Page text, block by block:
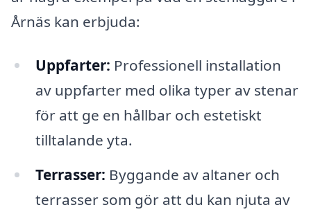
Årnäs kan erbjuda:
Uppfarter: Professionell installation
av uppfarter med olika typer av stenar
för att ge en hållbar och estetiskt
tilltalande yta.
Terrasser: Byggande av altaner och
terrasser som gör att du kan njuta av